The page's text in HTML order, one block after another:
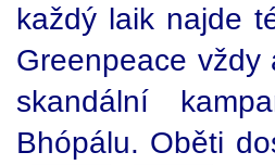
každý laik najde
Greenpeace
skandální
Bhópálu. Oběti